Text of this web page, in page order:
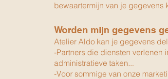
bewaartermijn van je gegevens
Worden mijn gegevens
Atelier Aldo kan je gegevens
-Partners die diensten verlenen
administratieve taken...
-Voor sommige van onze